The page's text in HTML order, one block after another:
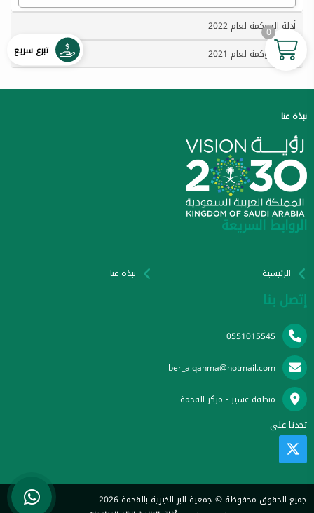
أدلة الحوكمة لعام 2022
أدلة الحوكمة لعام 2021
نبذة عنا
الروابط السريعة
الرئيسية نبذة عنا
إتصل بنا
0551015545
ber_alqahma@hotmail.com
منطقة عسير - مركز القحمة
تجدنا على
جميع الحقوق محفوظة © جمعية البر الخيرية بالقحمة 2026
تبرع سريع
0